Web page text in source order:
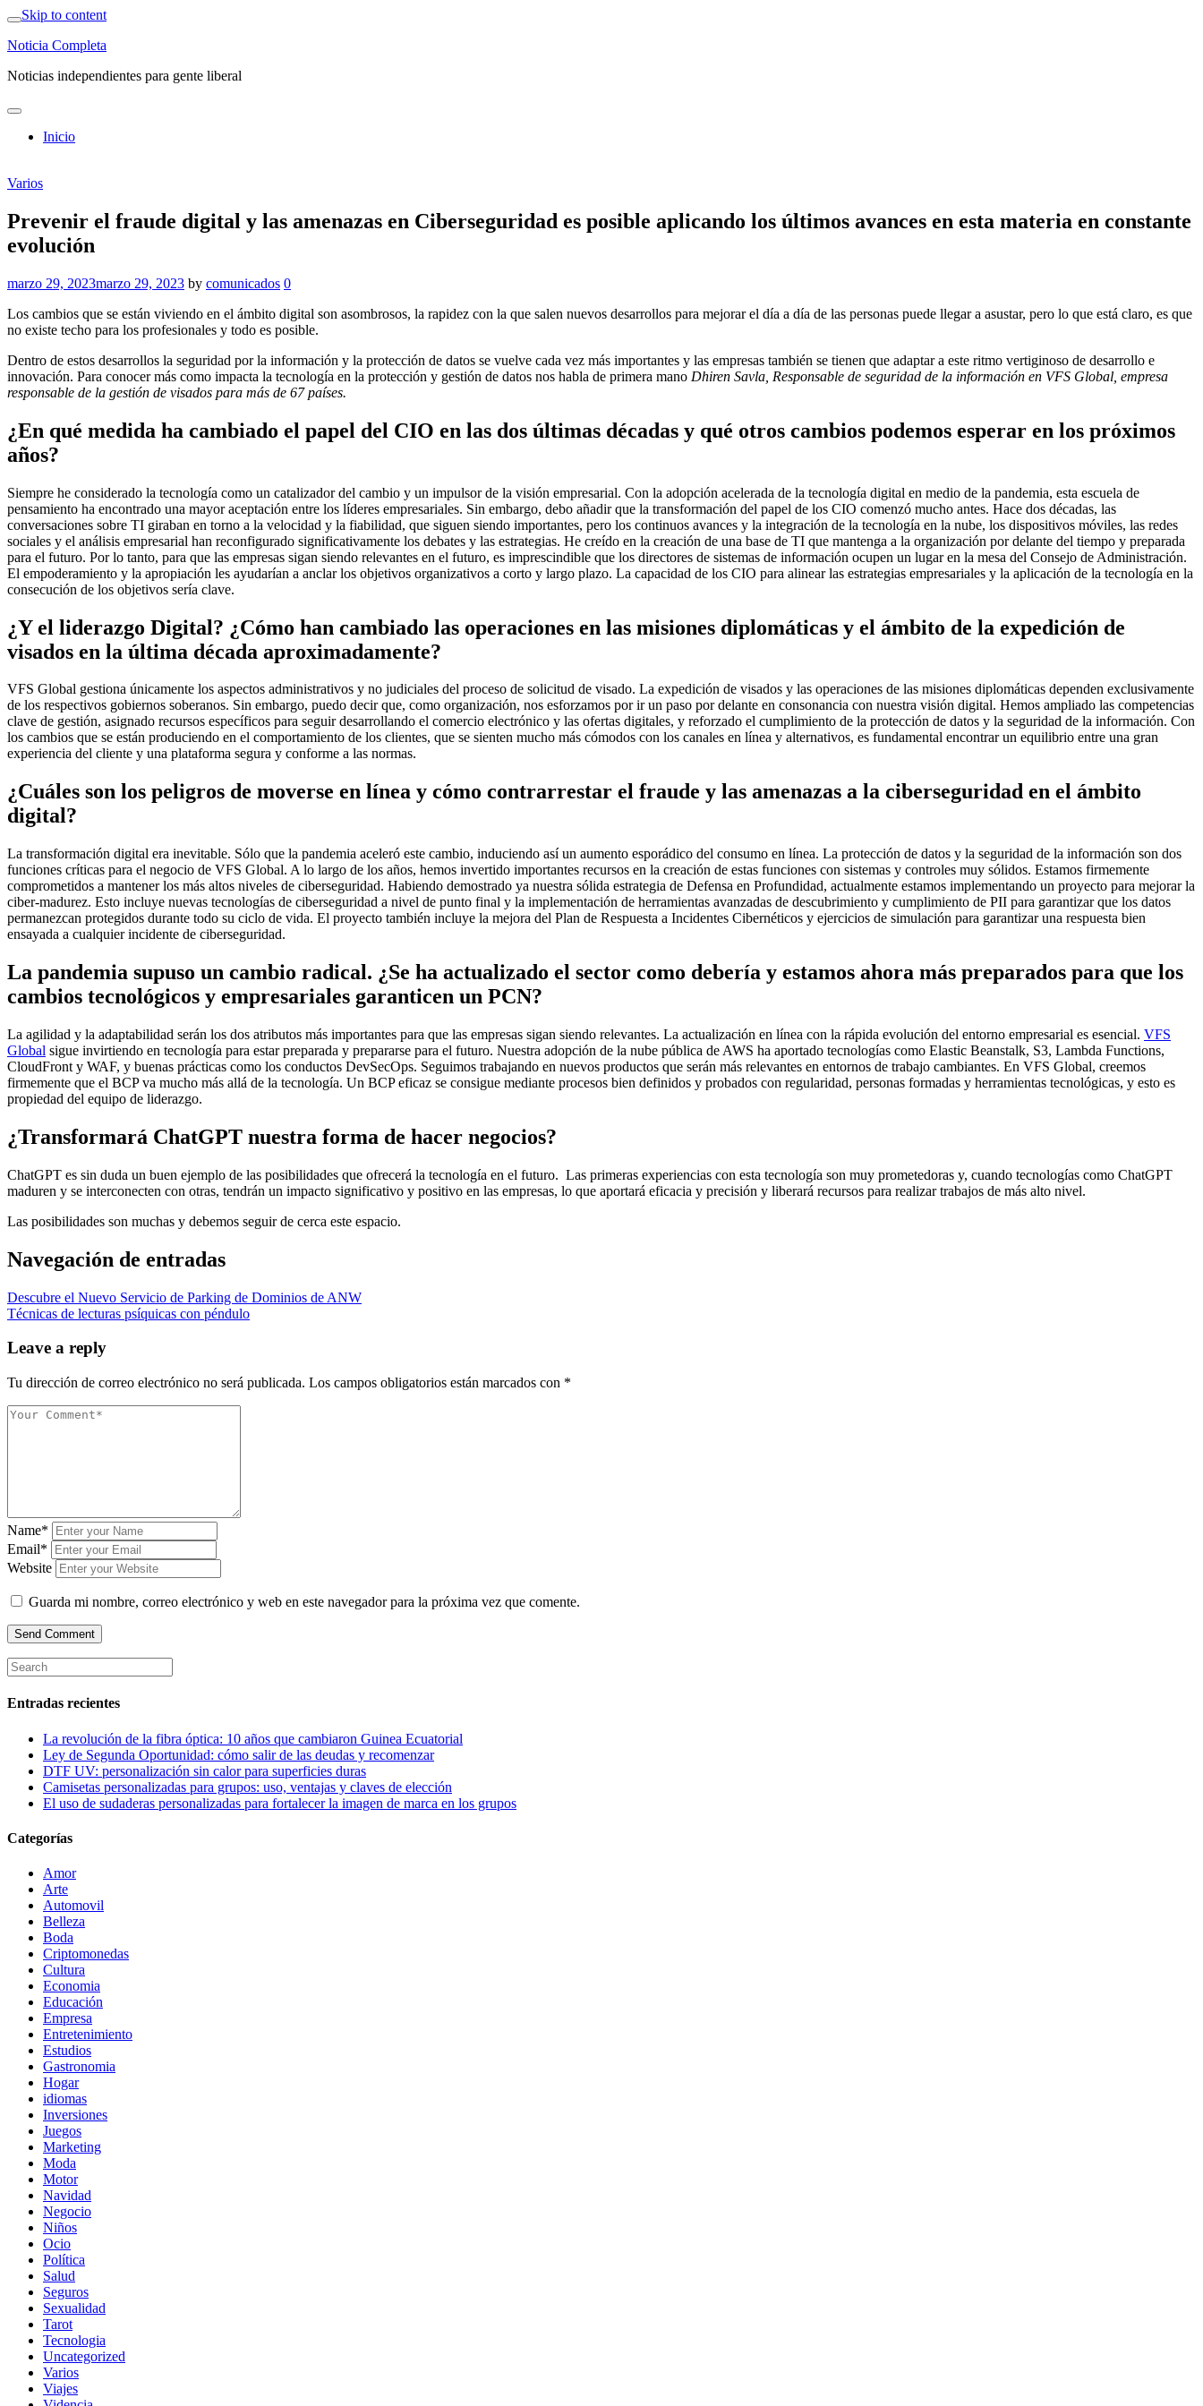
Skip to content
Noticia Completa
Noticias independientes para gente liberal
Inicio
Varios
Prevenir el fraude digital y las amenazas en Ciberseguridad es posible aplicando los últimos avances en esta materia en constante
evolución
marzo 29, 2023marzo 29, 2023 by comunicados 0
Los cambios que se están viviendo en el ámbito digital son asombrosos, la rapidez con la que salen nuevos desarrollos para mejorar el día a día de las personas puede llegar a asustar, pero lo que está claro, es que
no existe techo para los profesionales y todo es posible.
Dentro de estos desarrollos la seguridad por la información y la protección de datos se vuelve cada vez más importantes y las empresas también se tienen que adaptar a este ritmo vertiginoso de desarrollo e
innovación. Para conocer más como impacta la tecnología en la protección y gestión de datos nos habla de primera mano Dhiren Savla, Responsable de seguridad de la información en VFS Global, empresa
responsable de la gestión de visados para más de 67 países.
¿En qué medida ha cambiado el papel del CIO en las dos últimas décadas y qué otros cambios podemos esperar en los próximos
años?
Siempre he considerado la tecnología como un catalizador del cambio y un impulsor de la visión empresarial. Con la adopción acelerada de la tecnología digital en medio de la pandemia, esta escuela de
pensamiento ha encontrado una mayor aceptación entre los líderes empresariales. Sin embargo, debo añadir que la transformación del papel de los CIO comenzó mucho antes. Hace dos décadas, las
conversaciones sobre TI giraban en torno a la velocidad y la fiabilidad, que siguen siendo importantes, pero los continuos avances y la integración de la tecnología en la nube, los dispositivos móviles, las redes
sociales y el análisis empresarial han reconfigurado significativamente los debates y las estrategias. He creído en la creación de una base de TI que mantenga a la organización por delante del tiempo y preparada
para el futuro. Por lo tanto, para que las empresas sigan siendo relevantes en el futuro, es imprescindible que los directores de sistemas de información ocupen un lugar en la mesa del Consejo de Administración.
El empoderamiento y la apropiación les ayudarían a anclar los objetivos organizativos a corto y largo plazo. La capacidad de los CIO para alinear las estrategias empresariales y la aplicación de la tecnología en la
consecución de los objetivos sería clave.
¿Y el liderazgo Digital? ¿Cómo han cambiado las operaciones en las misiones diplomáticas y el ámbito de la expedición de
visados en la última década aproximadamente?
VFS Global gestiona únicamente los aspectos administrativos y no judiciales del proceso de solicitud de visado. La expedición de visados y las operaciones de las misiones diplomáticas dependen exclusivamente
de los respectivos gobiernos soberanos. Sin embargo, puedo decir que, como organización, nos esforzamos por ir un paso por delante en consonancia con nuestra visión digital. Hemos ampliado las competencias
clave de gestión, asignado recursos específicos para seguir desarrollando el comercio electrónico y las ofertas digitales, y reforzado el cumplimiento de la protección de datos y la seguridad de la información. Con
los cambios que se están produciendo en el comportamiento de los clientes, que se sienten mucho más cómodos con los canales en línea y alternativos, es fundamental encontrar un equilibrio entre una gran
experiencia del cliente y una plataforma segura y conforme a las normas.
¿Cuáles son los peligros de moverse en línea y cómo contrarrestar el fraude y las amenazas a la ciberseguridad en el ámbito
digital?
La transformación digital era inevitable. Sólo que la pandemia aceleró este cambio, induciendo así un aumento esporádico del consumo en línea. La protección de datos y la seguridad de la información son dos
funciones críticas para el negocio de VFS Global. A lo largo de los años, hemos invertido importantes recursos en la creación de estas funciones con sistemas y controles muy sólidos. Estamos firmemente
comprometidos a mantener los más altos niveles de ciberseguridad. Habiendo demostrado ya nuestra sólida estrategia de Defensa en Profundidad, actualmente estamos implementando un proyecto para mejorar la
ciber-madurez. Esto incluye nuevas tecnologías de ciberseguridad a nivel de punto final y la implementación de herramientas avanzadas de descubrimiento y cumplimiento de PII para garantizar que los datos
permanezcan protegidos durante todo su ciclo de vida. El proyecto también incluye la mejora del Plan de Respuesta a Incidentes Cibernéticos y ejercicios de simulación para garantizar una respuesta bien
ensayada a cualquier incidente de ciberseguridad.
La pandemia supuso un cambio radical. ¿Se ha actualizado el sector como debería y estamos ahora más preparados para que los
cambios tecnológicos y empresariales garanticen un PCN?
La agilidad y la adaptabilidad serán los dos atributos más importantes para que las empresas sigan siendo relevantes. La actualización en línea con la rápida evolución del entorno empresarial es esencial. VFS
Global sigue invirtiendo en tecnología para estar preparada y prepararse para el futuro. Nuestra adopción de la nube pública de AWS ha aportado tecnologías como Elastic Beanstalk, S3, Lambda Functions,
CloudFront y WAF, y buenas prácticas como los conductos DevSecOps. Seguimos trabajando en nuevos productos que serán más relevantes en entornos de trabajo cambiantes. En VFS Global, creemos
firmemente que el BCP va mucho más allá de la tecnología. Un BCP eficaz se consigue mediante procesos bien definidos y probados con regularidad, personas formadas y herramientas tecnológicas, y esto es
propiedad del equipo de liderazgo.
¿Transformará ChatGPT nuestra forma de hacer negocios?
ChatGPT es sin duda un buen ejemplo de las posibilidades que ofrecerá la tecnología en el futuro. Las primeras experiencias con esta tecnología son muy prometedoras y, cuando tecnologías como ChatGPT
maduren y se interconecten con otras, tendrán un impacto significativo y positivo en las empresas, lo que aportará eficacia y precisión y liberará recursos para realizar trabajos de más alto nivel.
Las posibilidades son muchas y debemos seguir de cerca este espacio.
Navegación de entradas
Descubre el Nuevo Servicio de Parking de Dominios de ANW
Técnicas de lecturas psíquicas con péndulo
Leave a reply
Tu dirección de correo electrónico no será publicada. Los campos obligatorios están marcados con *
Name*
Email*
Website
Guarda mi nombre, correo electrónico y web en este navegador para la próxima vez que comente.
Entradas recientes
La revolución de la fibra óptica: 10 años que cambiaron Guinea Ecuatorial
Ley de Segunda Oportunidad: cómo salir de las deudas y recomenzar
DTF UV: personalización sin calor para superficies duras
Camisetas personalizadas para grupos: uso, ventajas y claves de elección
El uso de sudaderas personalizadas para fortalecer la imagen de marca en los grupos
Categorías
Amor
Arte
Automovil
Belleza
Boda
Criptomonedas
Cultura
Economia
Educación
Empresa
Entretenimiento
Estudios
Gastronomia
Hogar
idiomas
Inversiones
Juegos
Marketing
Moda
Motor
Navidad
Negocio
Niños
Ocio
Política
Salud
Seguros
Sexualidad
Tarot
Tecnologia
Uncategorized
Varios
Viajes